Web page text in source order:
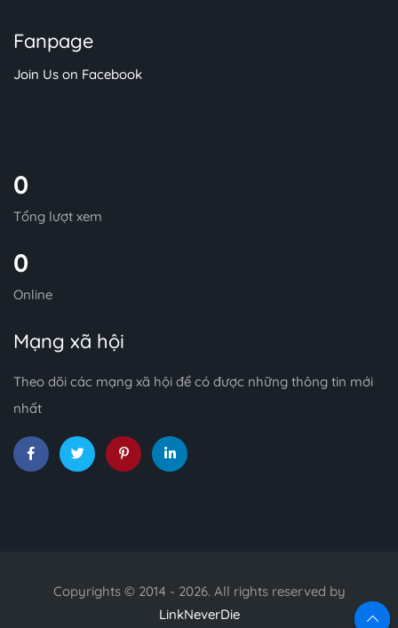
Fanpage
Join Us on Facebook
0
Tổng lượt xem
0
Online
Mạng xã hội
Theo dõi các mạng xã hội để có được những thông tin mới
nhất
Copyrights © 2014 - 2026. All rights reserved by
LinkNeverDie